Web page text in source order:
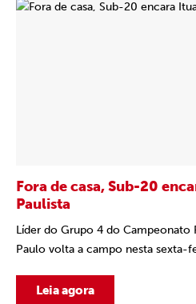
Fora de casa, Sub-20
Paulista
Líder do Grupo 4 do Campeonato
Paulo volta a campo nesta sexta-
Leia agora